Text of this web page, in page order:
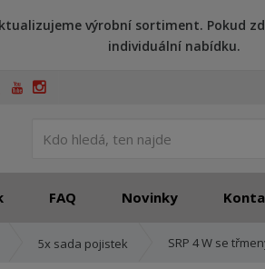
výrobní sortiment. Pokud
individuální nabídku.
FAQ Novinky
5x sada pojistek SRP 4 W se